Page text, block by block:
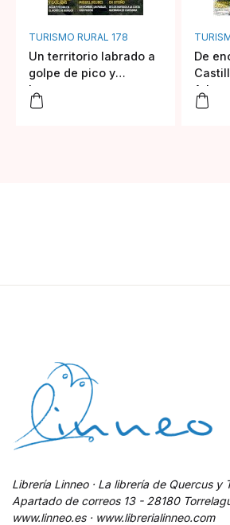
TURISMO RURAL 178
Un territorio labrado a
golpe de pico y
barrena
De
Arlanza
Librería Linneo · La librería de Quercus y
Apartado de correos 13 - 28180
www.linneo.es · www.librerialinneo.com